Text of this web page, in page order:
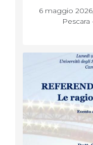
6 maggio
Pescara